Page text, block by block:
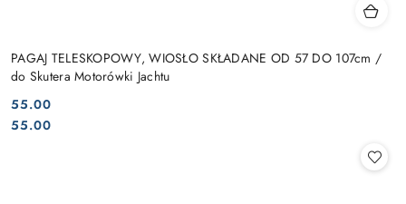
PAGAJ TELESKOPOWY, WIOSŁO SKŁADANE OD 57 DO 107cm /
do Skutera Motorówki Jachtu
Cena:
55.00
Cena:
55.00